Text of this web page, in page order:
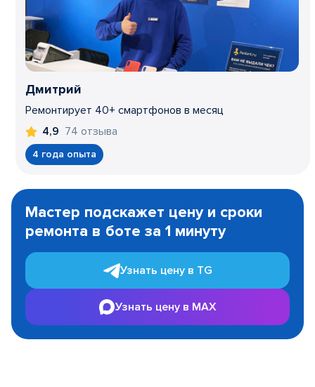
Дмитрий
Ремонтирует 40+ смартфонов в месяц
4,9 74 отзыва
4 года опыта
1
Мастер подскажет цену и сроки
ремонта в боте за 1 минуту
Узнать цену в TG
Узнать цену в MAX